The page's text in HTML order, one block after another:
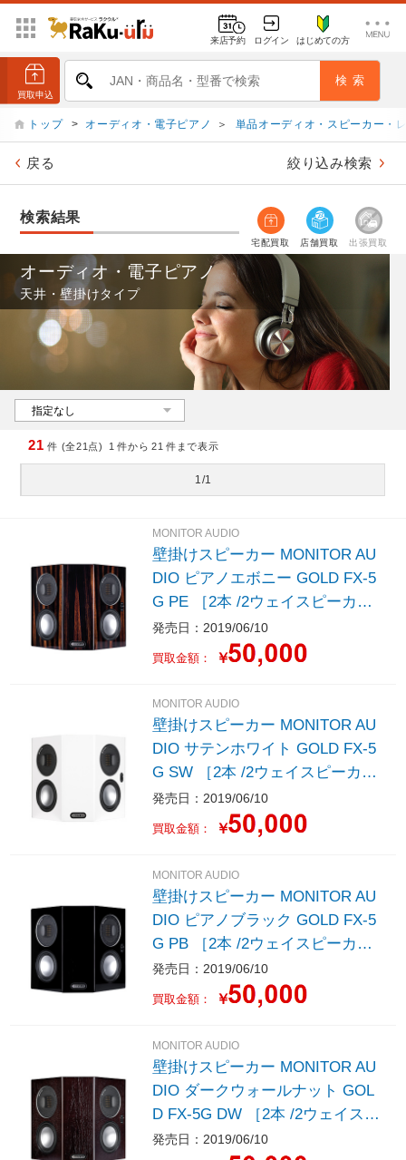
来店予約 ログイン はじめての方
トップ > オーディオ・電子ピアノ ＞ 単品オーディオ・スピーカー・
戻る 絞り込み検索
検索結果
宅配買取 店舗買取 出張買取
オーディオ・電子ピアノ
天井・壁掛けタイプ
21 件 (全21点) 1 件から 21 件まで表示
1/1
MONITOR AUDIO
壁掛けスピーカー MONITOR AU
DIO ピアノエボニー GOLD FX-5
G PE ［2本 /2ウェイスピーカ
ー］
発売日：2019/06/10
買取金額： ￥
MONITOR AUDIO
壁掛けスピーカー MONITOR AU
DIO サテンホワイト GOLD FX-5
G SW ［2本 /2ウェイスピーカ
ー］
発売日：2019/06/10
買取金額： ￥
MONITOR AUDIO
壁掛けスピーカー MONITOR AU
DIO ピアノブラック GOLD FX-5
G PB ［2本 /2ウェイスピーカ
ー］
発売日：2019/06/10
買取金額： ￥
MONITOR AUDIO
壁掛けスピーカー MONITOR AU
DIO ダークウォールナット GOL
D FX-5G DW ［2本 /2ウェイスピ
ーカー］
発売日：2019/06/10